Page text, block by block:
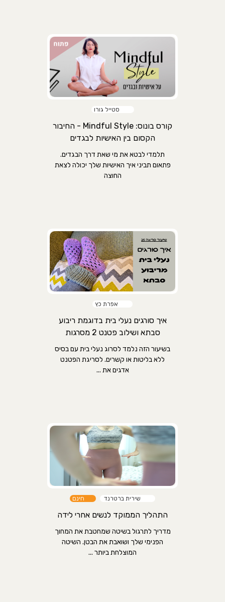
סטייל גורו
קורס בונוס: Mindful Style - החיבור
הקסום בין האישיות לבגדים
תלמדי לבטא את מי שאת דרך הבגדים.
פתאום תביני איך האישיות שלך יכולה לצאת
החוצה
אפרת כץ
איך סורגים נעלי בית בדוגמת ריבוע
סבתא ושילוב פטנט 2 מסרגות
בשיעור הזה נלמד לסרוג נעלי בית עם בסיס
ללא בליטות או קשרים. לסריגת הפטנט
אדגים את ...
שירית ברטרנד חינם
התהליך הממוקד לנשים אחרי לידה
מדריך לתרגול בשיטה שמחטבת את המחוך
הפנימי שלך ושואבת את הבטן. השיטה
המוצלחת ביותר ...